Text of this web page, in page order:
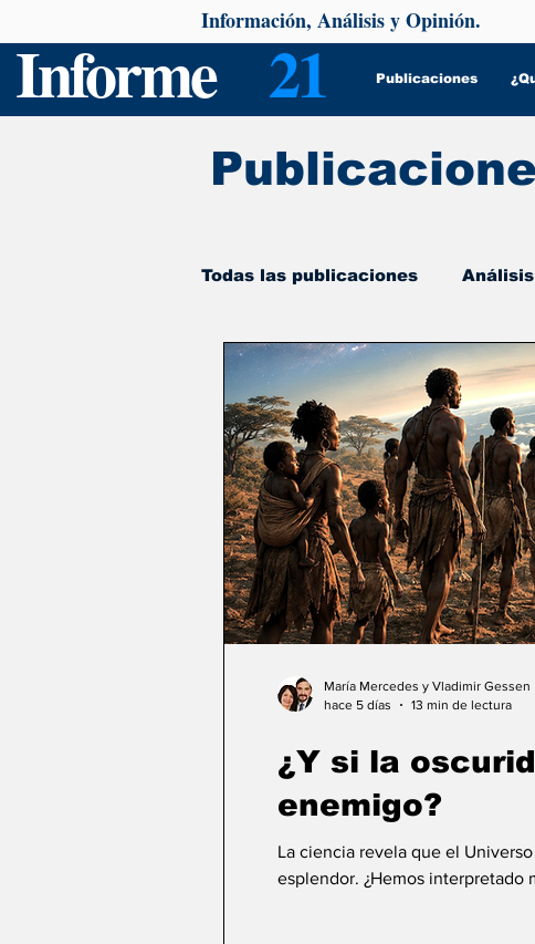
Informe 21 Publicaciones
Información, Análisis y Opinión.
Todas las publicaciones Análisis
De interés Psicología y
¿Y si la
enemigo?
La ciencia revela que el
esplendor. ¿Hemos interpretado
María Mercedes y Vladimir Gessen
hace 5 días
13 min de lectura